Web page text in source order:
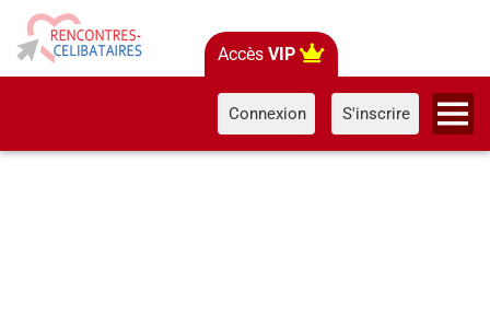
Accès VIP
Connexion S'inscrire